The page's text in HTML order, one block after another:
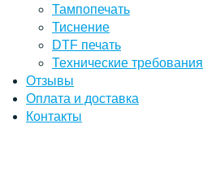
Тампопечать
Тиснение
DTF печать
Технические требования
Отзывы
Оплата и доставка
Контакты